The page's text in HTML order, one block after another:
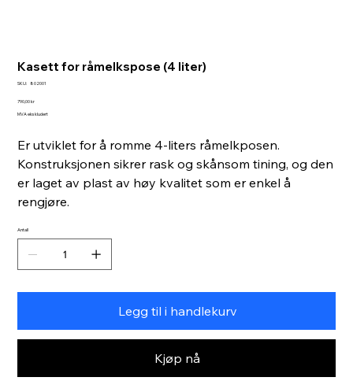
Kasett for råmelkspose (4 liter)
SKU:
SKU
802001
Pris
790,00 kr
MVA ekskludert
Er utviklet for å romme 4-liters råmelkposen.
Konstruksjonen sikrer rask og skånsom tining, og den
er laget av plast av høy kvalitet som er enkel å
rengjøre.
Antall
Legg til i handlekurv
Kjøp nå